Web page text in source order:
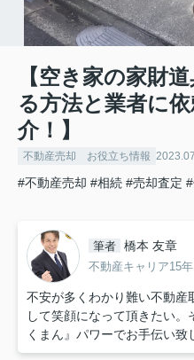
【空き家の家財
る方法と業者に
介！】
不動産売却 お役立ち情報
#不動産売却 #相続 #売却査定
筆者 橋本 友章
不動産キャリア15年
不安が多くわかり難い不動産
して笑顔になって頂きたい
くまん』パワーでお手伝い致